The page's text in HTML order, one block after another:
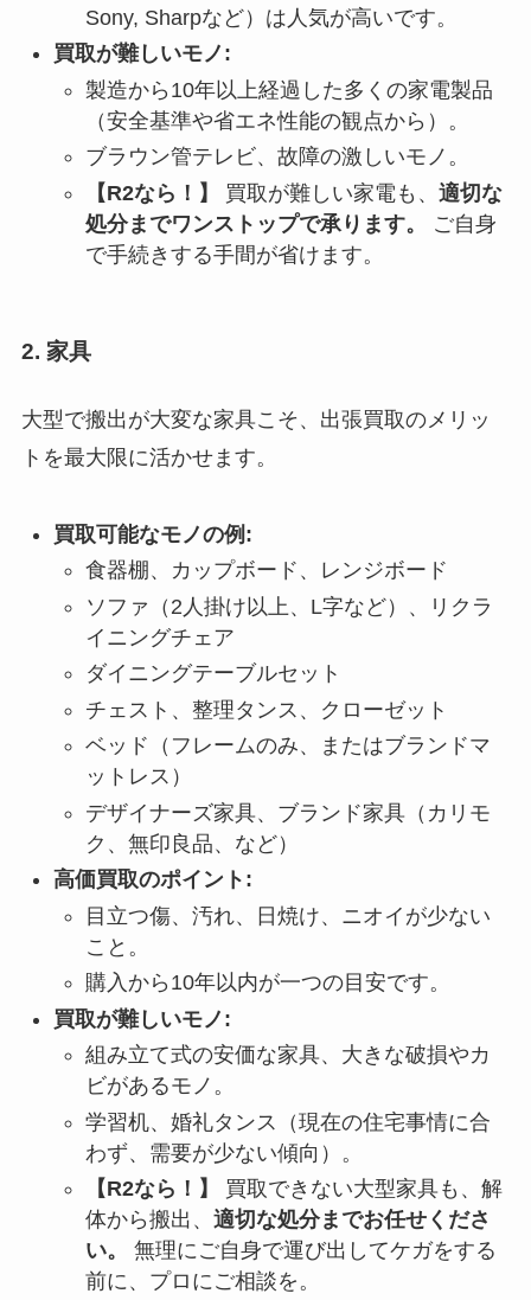
Sony, Sharpなど）は人気が高いです。
買取が難しいモノ:
製造から10年以上経過した多くの家電製品
（安全基準や省エネ性能の観点から）。
ブラウン管テレビ、故障の激しいモノ。
【R2なら！】
買取が難しい家電も、 適切な
処分までワンストップで承ります。
ご自身
で手続きする手間が省けます。
2. 家具
大型で搬出が大変な家具こそ、出張買取のメリッ
トを最大限に活かせます。
買取可能なモノの例:
食器棚、カップボード、レンジボード
ソファ（2人掛け以上、L字など）、リクラ
イニングチェア
ダイニングテーブルセット
チェスト、整理タンス、クローゼット
ベッド（フレームのみ、またはブランドマ
ットレス）
デザイナーズ家具、ブランド家具（カリモ
ク、無印良品、など）
高価買取のポイント:
目立つ傷、汚れ、日焼け、ニオイが少ない
こと。
購入から10年以内が一つの目安です。
買取が難しいモノ:
組み立て式の安価な家具、大きな破損やカ
ビがあるモノ。
学習机、婚礼タンス（現在の住宅事情に合
わず、需要が少ない傾向）。
【R2なら！】
買取できない大型家具も、解
体から搬出、 適切な処分までお任せくださ
い。
無理にご自身で運び出してケガをする
前に、プロにご相談を。